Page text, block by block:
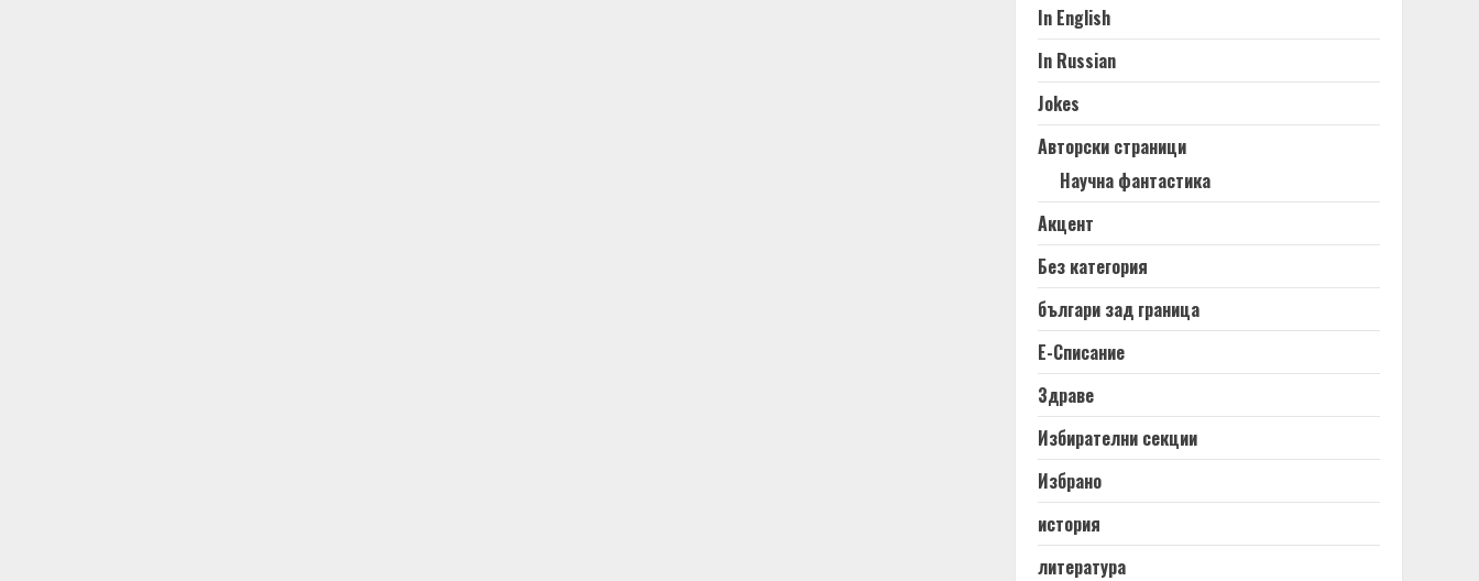
In English
In Russian
Jokes
Авторски страници
Научна фантастика
Акцент
Без категория
българи зад граница
Е-Списание
Здраве
Избирателни секции
Избрано
история
литература